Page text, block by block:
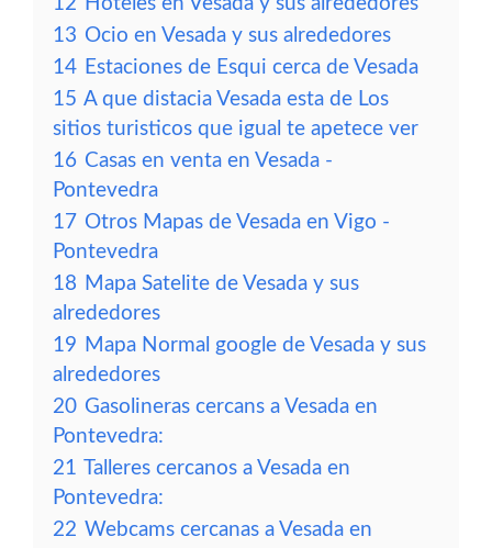
13 Ocio en Vesada y sus alrededores
14 Estaciones de Esqui cerca de Vesada
15 A que distacia Vesada esta de Los
sitios turisticos que igual te apetece ver
16 Casas en venta en Vesada -
Pontevedra
17 Otros Mapas de Vesada en Vigo -
Pontevedra
18 Mapa Satelite de Vesada y sus
alrededores
19 Mapa Normal google de Vesada y sus
alrededores
20 Gasolineras cercans a Vesada en
Pontevedra:
21 Talleres cercanos a Vesada en
Pontevedra:
22 Webcams cercanas a Vesada en